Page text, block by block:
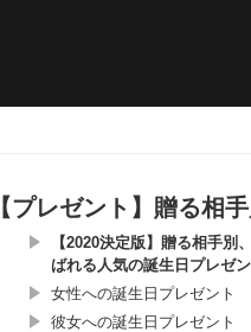
【プレゼント】贈る相
【2020決定版】贈る相手別
ばれる人気の誕生日プレゼ
女性への誕生日プレゼント
彼女への誕生日プレゼント